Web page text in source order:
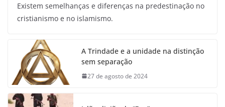
Existem semelhanças e diferenças na predestinação no
cristianismo e no islamismo.
A Trindade e a unidade na distinção
sem separação
27 de agosto de 2024